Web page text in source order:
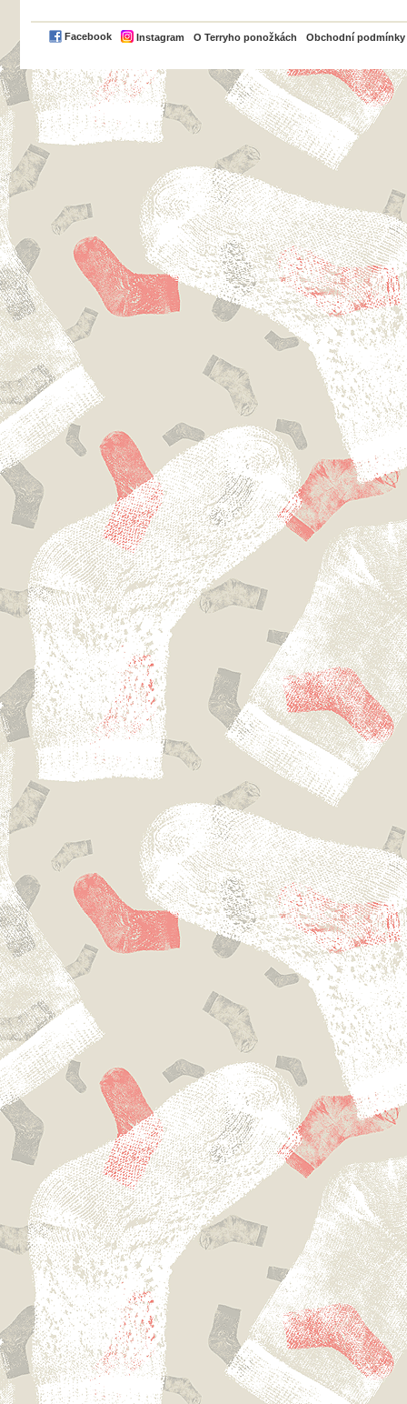
Facebook Instagram O Terryho ponožkách Obchodní podmínky
PayPal